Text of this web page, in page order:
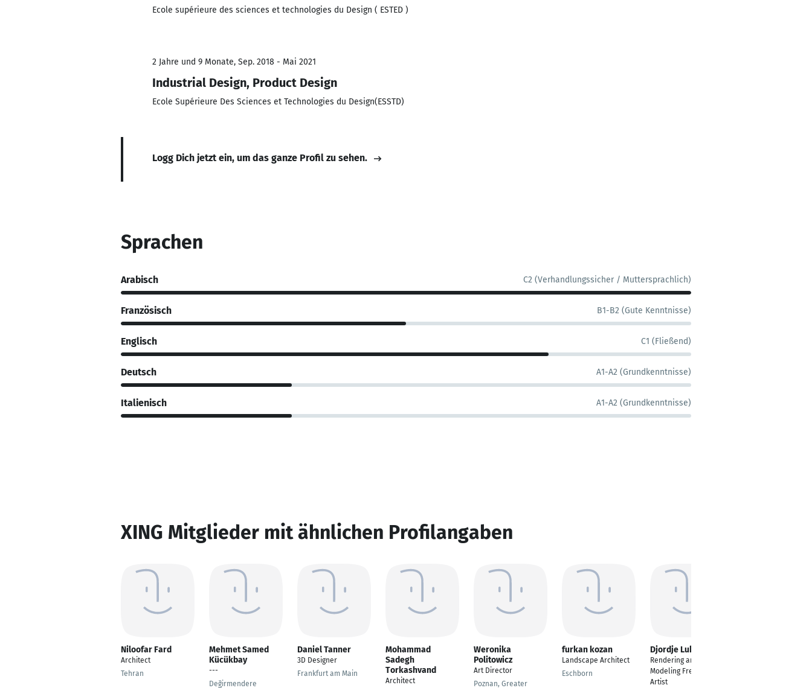
Ecole supérieure des sciences et technologies du Design ( ESTED )
2 Jahre und 9 Monate, Sep. 2018 - Mai 2021
Industrial Design, Product Design
Ecole Supérieure Des Sciences et Technologies du Design(ESSTD)
Logg Dich jetzt ein, um das ganze Profil zu sehen.
Sprachen
Arabisch C2 (Verhandlungssicher / Muttersprachlich)
Französisch B1-B2 (Gute Kenntnisse)
Englisch C1 (Fließend)
Deutsch A1-A2 (Grundkenntnisse)
Italienisch A1-A2 (Grundkenntnisse)
XING Mitglieder mit ähnlichen Profilangaben
Niloofar Fard
Architect
Tehran
Mehmet Samed
Kücükbay
---
Değirmendere
Daniel Tanner
3D Designer
Frankfurt am Main
Mohammad
Sadegh
Torkashvand
Architect
Weronika
Politowicz
Art Director
Poznan, Greater
furkan kozan
Landscape Architect
Eschborn
Djordje Lukic
Rendering and 3D
Modeling Freelance
Artist